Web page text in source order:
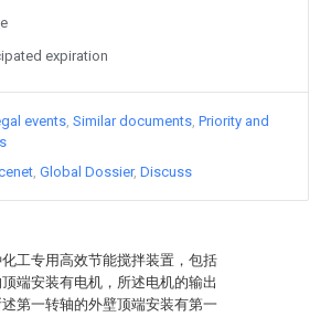
工专用高效节能搅拌装置，包括
端安装有电机，所述电机的输出
第一转轴的外壁顶端安装有第一
expiration
events Similar documents Priority and
Global Dossier Discuss